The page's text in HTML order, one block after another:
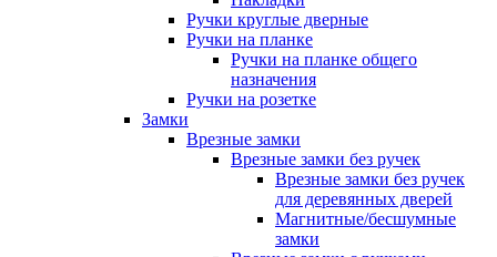
Ручки круглые дверные
Ручки на планке
Ручки на планке общего
назначения
Ручки на розетке
Замки
Врезные замки
Врезные замки без ручек
Врезные замки без ручек
для деревянных дверей
Магнитные/бесшумные
замки